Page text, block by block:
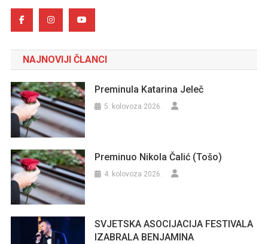
NAJNOVIJI ČLANCI
Preminula Katarina Jeleč
5. kolovoza 2026.
Preminuo Nikola Čalić (Tošo)
4. kolovoza 2026.
SVJETSKA ASOCIJACIJA FESTIVALA
IZABRALA BENJAMINA